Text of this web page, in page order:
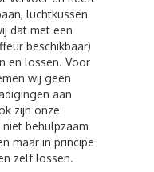
luchtkussen
dat met een
beschikbaar)
en lossen. Voor
wij geen
aan
zijn onze
behulpzaam
maar in principe
zelf lossen.